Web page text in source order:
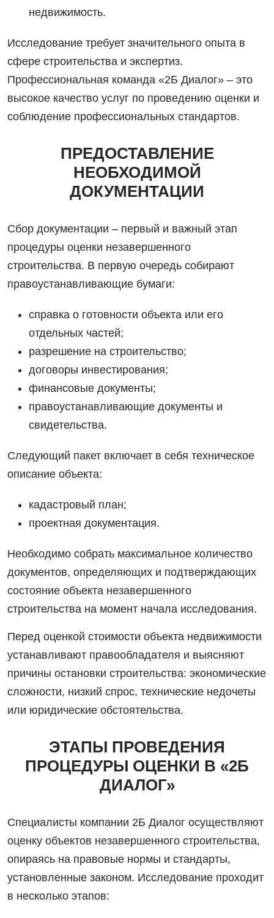
недвижимость.
Исследование требует значительного опыта в
сфере строительства и экспертиз.
Профессиональная команда «2Б Диалог» – это
высокое качество услуг по проведению оценки и
соблюдение профессиональных стандартов.
ПРЕДОСТАВЛЕНИЕ
НЕОБХОДИМОЙ
ДОКУМЕНТАЦИИ
Сбор документации­ – первый и важный этап
процедуры оценки незавершенного
строительства. В первую очередь собирают
правоустанавливающие бумаги:
справка о готовности объекта или его
отдельных частей;
разрешение на строительство;
договоры инвестирования;
финансовые документы;
правоустанавливающие документы и
свидетельства.
Следующий пакет включает в себя техническое
описание объекта:
кадастровый план;
проектная документация.
Необходимо собрать максимальное количество
документов, определяющих и подтверждающих
состояние объекта незавершенного
строительства на момент начала исследования.
Перед оценкой стоимости объекта недвижимости
устанавливают правообладателя и выясняют
причины остановки строительства: экономические
сложности, низкий спрос, технические недочеты
или юридические обстоятельства.
ЭТАПЫ ПРОВЕДЕНИЯ
ПРОЦЕДУРЫ ОЦЕНКИ В «2Б
ДИАЛОГ»
Специалисты компании 2Б Диалог осуществляют
оценку объектов незавершенного строительства,
опираясь на правовые нормы и стандарты,
установленные законом. Исследование проходит
в несколько этапов: